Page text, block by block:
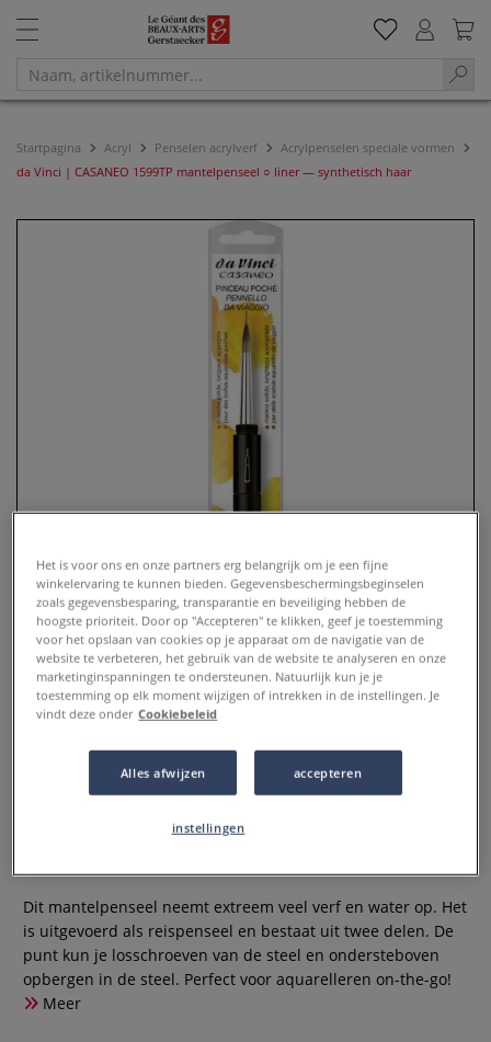
Startpagina Acryl Penselen acrylverf
Acrylpenselen speciale vormen
da Vinci | CASANEO 1599TP mantelpenseel ○ liner — synthetisch haar
da Vinci | CASANEO 1599TP
mantelpenseel ○ liner —
synthetisch haar
Dit mantelpenseel neemt extreem veel verf en water op. Het
is uitgevoerd als reispenseel en bestaat uit twee delen. De
punt kun je losschroeven van de steel en ondersteboven
opbergen in de steel. Perfect voor aquarelleren on-the-go!
Meer
Het is voor ons en onze partners erg belangrijk om je een fijne
winkelervaring te kunnen bieden. Gegevensbeschermingsbeginselen
zoals gegevensbesparing, transparantie en beveiliging hebben de
hoogste prioriteit. Door op "Accepteren" te klikken, geef je toestemming
voor het opslaan van cookies op je apparaat om de navigatie van de
website te verbeteren, het gebruik van de website te analyseren en onze
marketinginspanningen te ondersteunen. Natuurlijk kun je je
toestemming op elk moment wijzigen of intrekken in de instellingen. Je
vindt deze onder Cookiebeleid
Alles afwijzen accepteren
instellingen